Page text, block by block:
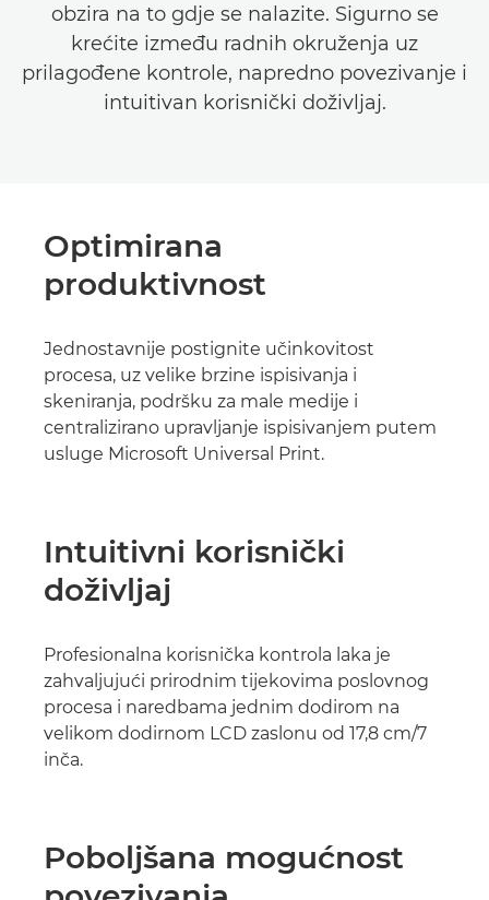
obzira na to gdje se nalazite. Sigurno se
krećite između radnih okruženja uz
prilagođene kontrole, napredno povezivanje i
intuitivan korisnički doživljaj.
Optimirana
produktivnost
Jednostavnije postignite učinkovitost
procesa, uz velike brzine ispisivanja i
skeniranja, podršku za male medije i
centralizirano upravljanje ispisivanjem putem
usluge Microsoft Universal Print.
Intuitivni korisnički
doživljaj
Profesionalna korisnička kontrola laka je
zahvaljujući prirodnim tijekovima poslovnog
procesa i naredbama jednim dodirom na
velikom dodirnom LCD zaslonu od 17,8 cm/7
inča.
Poboljšana mogućnost